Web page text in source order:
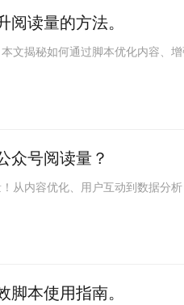
读量的方法。
文揭秘如何通过脚本优化内容、
众号阅读量？
从内容优化、用户互动到数据分
本使用指南。